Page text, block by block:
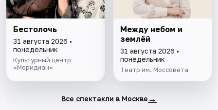
Бестолочь
31 августа 2026 •
понедельник
Культурный центр
«Меридиан»
Между небом и
землёй
31 августа 2026 •
понедельник
Театр им. Моссовета
Все спектакли в Москве →